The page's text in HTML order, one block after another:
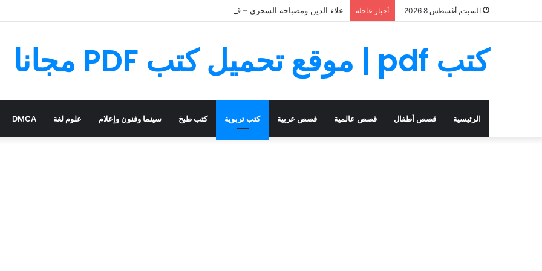
السبت, أغسطس 8 2026 أخبار عاجلة علاء الدين ومصباحه السحري – قصة رائعة مليئة بالمغامرات
كتب pdf | موقع تحميل كتب PDF مجانا
الرئيسية قصص أطفال قصص عالمية قصص عربية كتب تربوية كتب طبخ سينما وفنون وإعلام علوم لغة DMCA